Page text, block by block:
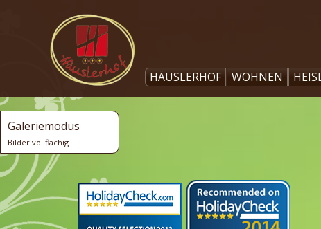
Galeriemodus
Bilder vollflächig
HÄUSLERHOF WOHNEN